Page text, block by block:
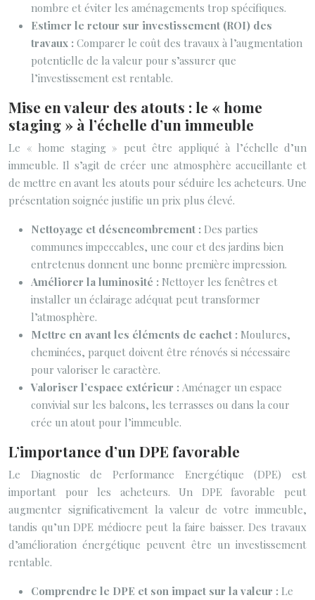
nombre et éviter les aménagements trop spécifiques.
Estimer le retour sur investissement (ROI) des
travaux : Comparer le coût des travaux à l’augmentation
potentielle de la valeur pour s’assurer que
l’investissement est rentable.
Mise en valeur des atouts : le « home
staging » à l’échelle d’un immeuble
Le « home staging » peut être appliqué à l’échelle d’un
immeuble. Il s’agit de créer une atmosphère accueillante et
de mettre en avant les atouts pour séduire les acheteurs. Une
présentation soignée justifie un prix plus élevé.
Nettoyage et désencombrement : Des parties
communes impeccables, une cour et des jardins bien
entretenus donnent une bonne première impression.
Améliorer la luminosité : Nettoyer les fenêtres et
installer un éclairage adéquat peut transformer
l’atmosphère.
Mettre en avant les éléments de cachet : Moulures,
cheminées, parquet doivent être rénovés si nécessaire
pour valoriser le caractère.
Valoriser l’espace extérieur : Aménager un espace
convivial sur les balcons, les terrasses ou dans la cour
crée un atout pour l’immeuble.
L’importance d’un DPE favorable
Le Diagnostic de Performance Energétique (DPE) est
important pour les acheteurs. Un DPE favorable peut
augmenter significativement la valeur de votre immeuble,
tandis qu’un DPE médiocre peut la faire baisser. Des travaux
d’amélioration énergétique peuvent être un investissement
rentable.
Comprendre le DPE et son impact sur la valeur : Le